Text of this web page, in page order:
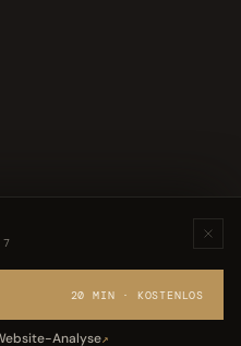
7
20 MIN · KOSTENLOS
Analyse↗